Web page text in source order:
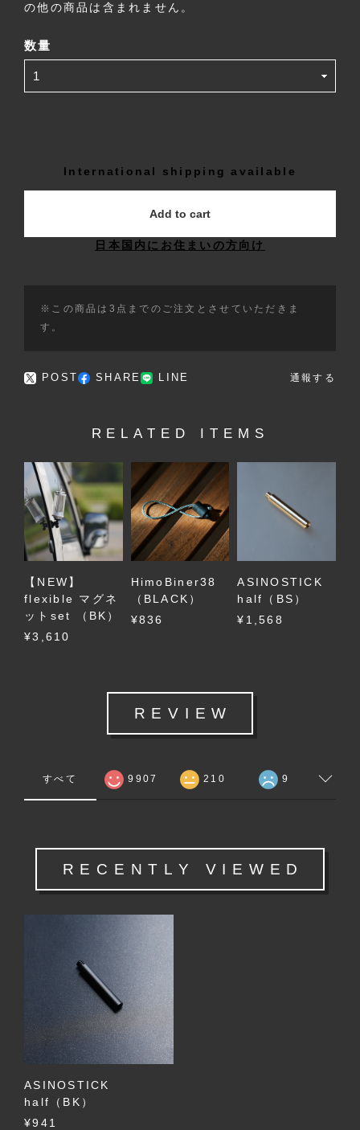
の他の商品は含まれません。
数量
International shipping available
Add to cart
日本国内にお住まいの方向け
※この商品は3点までのご注文とさせていただきま
す。
POST SHARE LINE 通報する
RELATED ITEMS
【NEW】
flexible マグネ
ットset （BK）
¥3,610
HimoBiner38
（BLACK）
¥836
ASINOSTICK
half（BS）
¥1,568
REVIEW
すべて 9907 210 9
RECENTLY VIEWED
ASINOSTICK
half（BK）
¥941